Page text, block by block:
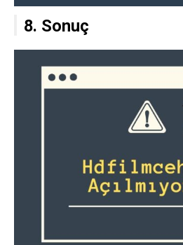
8. Sonuç